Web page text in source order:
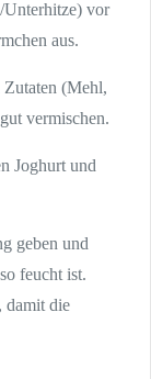
Unterhitze) vor
aus.
Zutaten (Mehl,
vermischen.
Joghurt und
geben und
feucht ist.
damit die